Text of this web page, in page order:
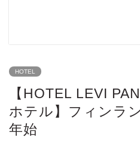
HOTEL
【HOTEL LEVI
ホテル】フィンラ
年始